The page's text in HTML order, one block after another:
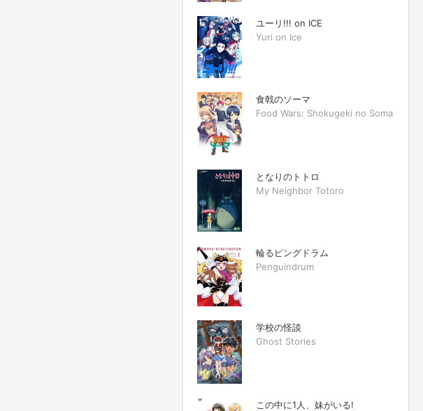
ユーリ!!! on ICE
Yuri on Ice
食戟のソーマ
Food Wars: Shokugeki no Soma
となりのトトロ
My Neighbor Totoro
輪るピングドラム
Penguindrum
学校の怪談
Ghost Stories
この中に1人、妹がいる!